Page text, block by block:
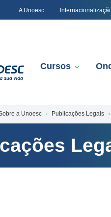
A Unoesc
Cursos
a Unoesc Publicações Legais